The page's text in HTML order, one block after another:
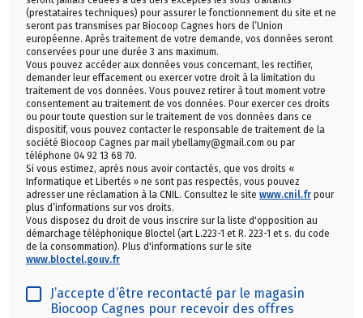
(prestataires techniques) pour assurer le fonctionnement du site et ne
seront pas transmises par Biocoop Cagnes hors de l’Union
européenne. Après traitement de votre demande, vos données seront
conservées pour une durée 3 ans maximum.
Vous pouvez accéder aux données vous concernant, les rectifier,
demander leur effacement ou exercer votre droit à la limitation du
traitement de vos données. Vous pouvez retirer à tout moment votre
consentement au traitement de vos données. Pour exercer ces droits
ou pour toute question sur le traitement de vos données dans ce
dispositif, vous pouvez contacter le responsable de traitement de la
société Biocoop Cagnes par mail ybellamy@gmail.com ou par
téléphone 04 92 13 68 70.
Si vous estimez, après nous avoir contactés, que vos droits «
Informatique et Libertés » ne sont pas respectés, vous pouvez
adresser une réclamation à la CNIL. Consultez le site www.cnil.fr pour
plus d’informations sur vos droits.
Vous disposez du droit de vous inscrire sur la liste d'opposition au
démarchage téléphonique Bloctel (art L.223-1 et R. 223-1 et s. du code
de la consommation). Plus d'informations sur le site
www.bloctel.gouv.fr
J’accepte d’être recontacté par le magasin
Biocoop Cagnes pour recevoir des offres